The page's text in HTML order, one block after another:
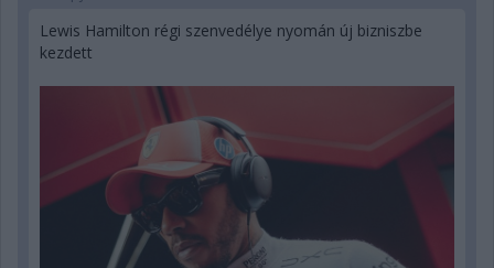
Lewis Hamilton régi szenvedélye nyomán új bizniszbe
kezdett